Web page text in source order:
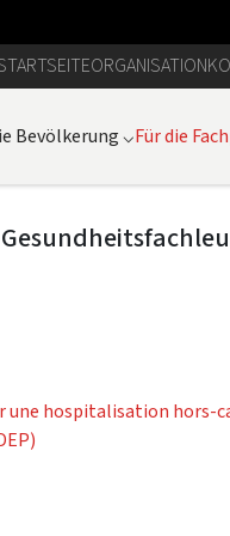
ORGANISATION
Bevölkerung ⌵Für die
une hospitalisation hors-